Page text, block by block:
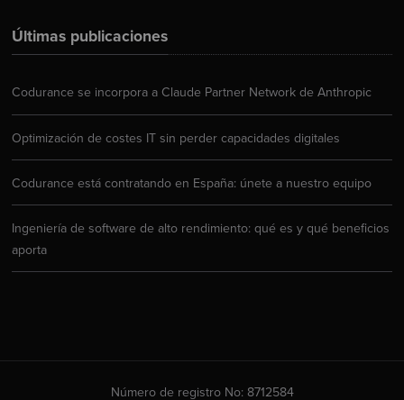
Últimas publicaciones
Codurance se incorpora a Claude Partner Network de Anthropic
Optimización de costes IT sin perder capacidades digitales
Codurance está contratando en España: únete a nuestro equipo
Ingeniería de software de alto rendimiento: qué es y qué beneficios
aporta
Número de registro No: 8712584